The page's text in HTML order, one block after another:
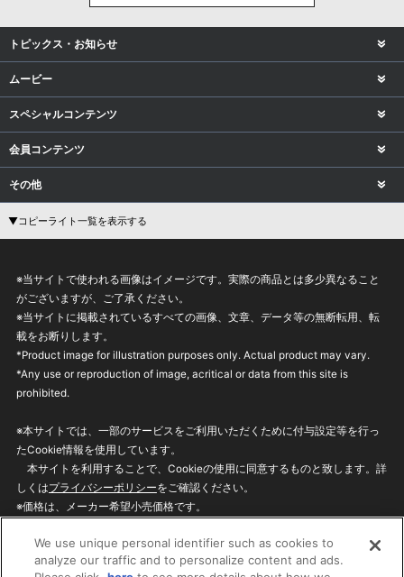
トピックス・お知らせ
ムービー
スペシャルコンテンツ
会員コンテンツ
その他
▼コピーライト一覧を表示する
※当サイトで使われる画像はイメージです。実際の商品とは多少異なること
がございますが、ご了承ください。
※当サイトに掲載されているすべての画像、文章、データ等の無断転用、転
載をお断りします。
*Product image for illustration purposes only. Actual product may vary.
*Any use or reproduction of image, acritical or data from this site is
prohibited.
※本サイトでは、一部のサービスをご利用いただくために付与設定等を行っ
たCookie情報を使用しています。
本サイトを利用することで、Cookieの使用に同意するものと致します。詳
しくはプライバシーポリシーをご確認ください。
※価格は、メーカー希望小売価格です。
ざいますのでご了承ください。
We use unique personal identifier such as cookies to
analyze our traffic and to personalize content and ads.